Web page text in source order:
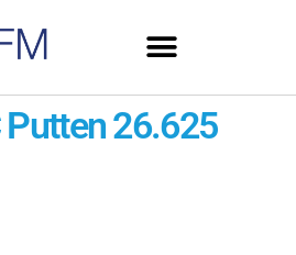
Putten 26.625